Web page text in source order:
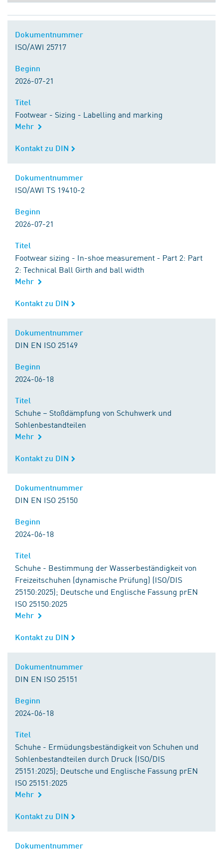
Dokumentnummer
ISO/AWI 25717
Beginn
2026-07-21
Titel
Footwear - Sizing - Labelling and marking
Mehr
Kontakt zu DIN
Kontakt zu DIN
Dokumentnummer
ISO/AWI TS 19410-2
Beginn
2026-07-21
Titel
Footwear sizing - In-shoe measurement - Part 2: Part
2: Technical Ball Girth and ball width
Mehr
Kontakt zu DIN
Kontakt zu DIN
Dokumentnummer
DIN EN ISO 25149
Beginn
2024-06-18
Titel
Schuhe – Stoßdämpfung von Schuhwerk und
Sohlenbestandteilen
Mehr
Kontakt zu DIN
Kontakt zu DIN
Dokumentnummer
DIN EN ISO 25150
Beginn
2024-06-18
Titel
Schuhe - Bestimmung der Wasserbeständigkeit von
Freizeitschuhen (dynamische Prüfung) (ISO/DIS
25150:2025); Deutsche und Englische Fassung prEN
ISO 25150:2025
Mehr
Kontakt zu DIN
Kontakt zu DIN
Dokumentnummer
DIN EN ISO 25151
Beginn
2024-06-18
Titel
Schuhe - Ermüdungsbeständigkeit von Schuhen und
Sohlenbestandteilen durch Druck (ISO/DIS
25151:2025); Deutsche und Englische Fassung prEN
ISO 25151:2025
Mehr
Kontakt zu DIN
Kontakt zu DIN
Dokumentnummer